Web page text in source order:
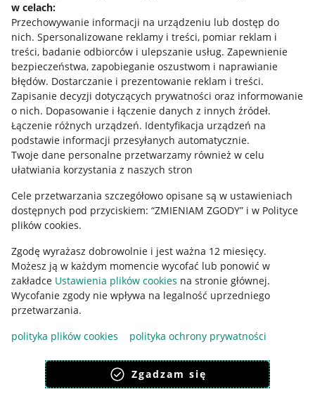
w celach:
Przechowywanie informacji na urządzeniu lub dostęp do
nich. Spersonalizowane reklamy i treści, pomiar reklam i
treści, badanie odbiorców i ulepszanie usług. Zapewnienie
bezpieczeństwa, zapobieganie oszustwom i naprawianie
błędów. Dostarczanie i prezentowanie reklam i treści.
Zapisanie decyzji dotyczących prywatności oraz informowanie
o nich. Dopasowanie i łączenie danych z innych źródeł.
Łączenie różnych urządzeń. Identyfikacja urządzeń na
podstawie informacji przesyłanych automatycznie.
Twoje dane personalne przetwarzamy również w celu
ułatwiania korzystania z naszych stron
Cele przetwarzania szczegółowo opisane są w ustawieniach
dostępnych pod przyciskiem: “ZMIENIAM ZGODY” i w Polityce
plików cookies.
Zgodę wyrażasz dobrowolnie i jest ważna 12 miesięcy.
Możesz ją w każdym momencie wycofać lub ponowić w
zakładce Ustawienia plików cookies na stronie głównej.
Wycofanie zgody nie wpływa na legalność uprzedniego
przetwarzania.
polityka plików cookies
polityka ochrony prywatności
Zgadzam się
Allegro Gadane dla sprzedających
Allegro Gadane dla kupujących
Mapa miejscowości
Informacje prawne
Regulamin
Polityka plików "cookies"
Ustawienia plików "cookies"
Udostępnianie lokalizacji
Informacje dla Aktu o Usługach Cyfrowych
Pobierz aplikację